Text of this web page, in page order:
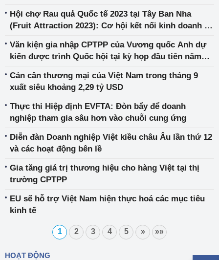
Hội chợ Rau quả Quốc tế 2023 tại Tây Ban Nha
(Fruit Attraction 2023): Cơ hội kết nối kinh doanh và
Văn kiện gia nhập CPTPP của Vương quốc Anh dự
kiến được trình Quốc hội tại kỳ họp đầu tiên năm
Cán cân thương mại của Việt Nam trong tháng 9
xuất siêu khoảng 2,29 tỷ USD
Thực thi Hiệp định EVFTA: Đòn bẩy để doanh
nghiệp tham gia sâu hơn vào chuỗi cung ứng
Diễn đàn Doanh nghiệp Việt kiều châu Âu lần thứ 12
và các hoạt động bên lề
Gia tăng giá trị thương hiệu cho hàng Việt tại thị
trường CPTPP
EU sẽ hỗ trợ Việt Nam hiện thực hoá các mục tiêu
kinh tế
1 2 3 4 5 » »»
HOẠT ĐỘNG